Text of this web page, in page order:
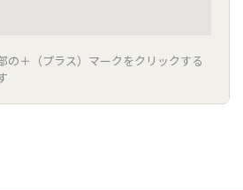
の＋（プラス）マークをクリックする